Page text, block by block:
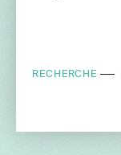
RECHERCHE